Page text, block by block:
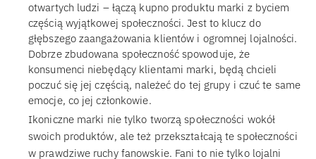
otwartych ludzi – łączą kupno produktu marki z byciem
częścią wyjątkowej społeczności. Jest to klucz do
głębszego zaangażowania klientów i ogromnej lojalności.
Dobrze zbudowana społeczność spowoduje, że
konsumenci niebędący klientami marki, będą chcieli
poczuć się jej częścią, należeć do tej grupy i czuć te same
emocje, co jej członkowie.
Ikoniczne marki nie tylko tworzą społeczności wokół
swoich produktów, ale też przekształcają te społeczności
w prawdziwe ruchy fanowskie. Fani to nie tylko lojalni